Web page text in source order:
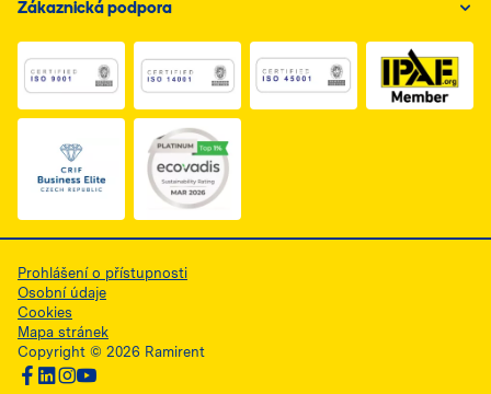
Zákaznická podpora
Link do dokumentu PDF z certyfikatem ISO 1, otwiera
Link do dokumentu PDF z certyfikatem
Link do dokumentu
Link do dokumentu PDF z certyfikatem Business
Prohlášení o přístupnosti
Osobní údaje
Cookies
Mapa stránek
Copyright © 2026 Ramirent